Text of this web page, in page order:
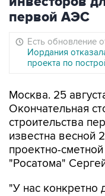
первой АЭС
Есть обновление
Иордания
проекта по
Москва. 25
Окончательная
строительства
известна весной
проектно-
"Росатома"
"У нас конкретно